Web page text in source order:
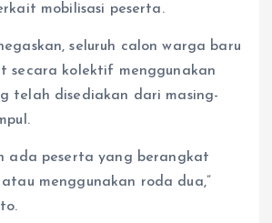
mobilisasi peserta.
seluruh calon warga baru
secara kolektif menggunakan
telah disediakan dari masing-
ada peserta yang berangkat
menggunakan roda dua,”